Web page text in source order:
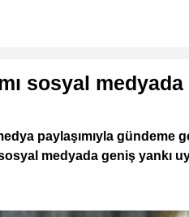
sosyal
paylaşımıyla gündeme
medyada geniş yankı